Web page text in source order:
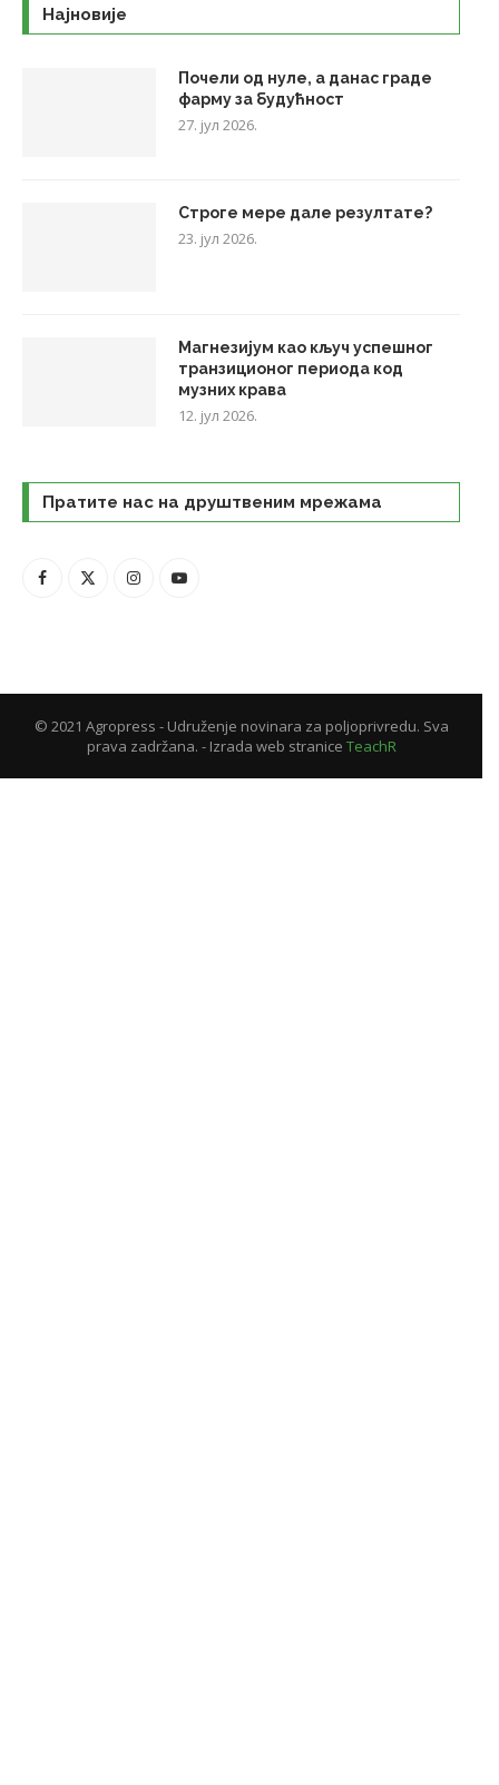
Најновије
Почели од нуле, а данас граде
фарму за будућност
27. јул 2026.
Строге мере дале резултате?
23. јул 2026.
Магнезијум као кључ успешног
транзиционог периода код
музних крава
12. јул 2026.
Пратите нас на друштвеним мрежама
© 2021 Agropress - Udruženje novinara za poljoprivredu. Sva
prava zadržana. - Izrada web stranice TeachR